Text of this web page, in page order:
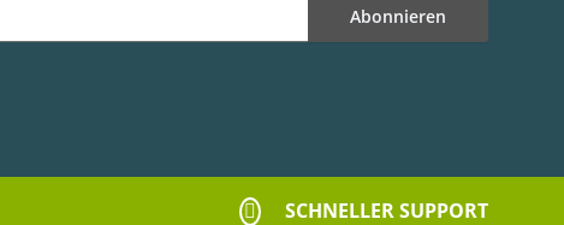
Abonnieren
SCHNELLER SUPPORT